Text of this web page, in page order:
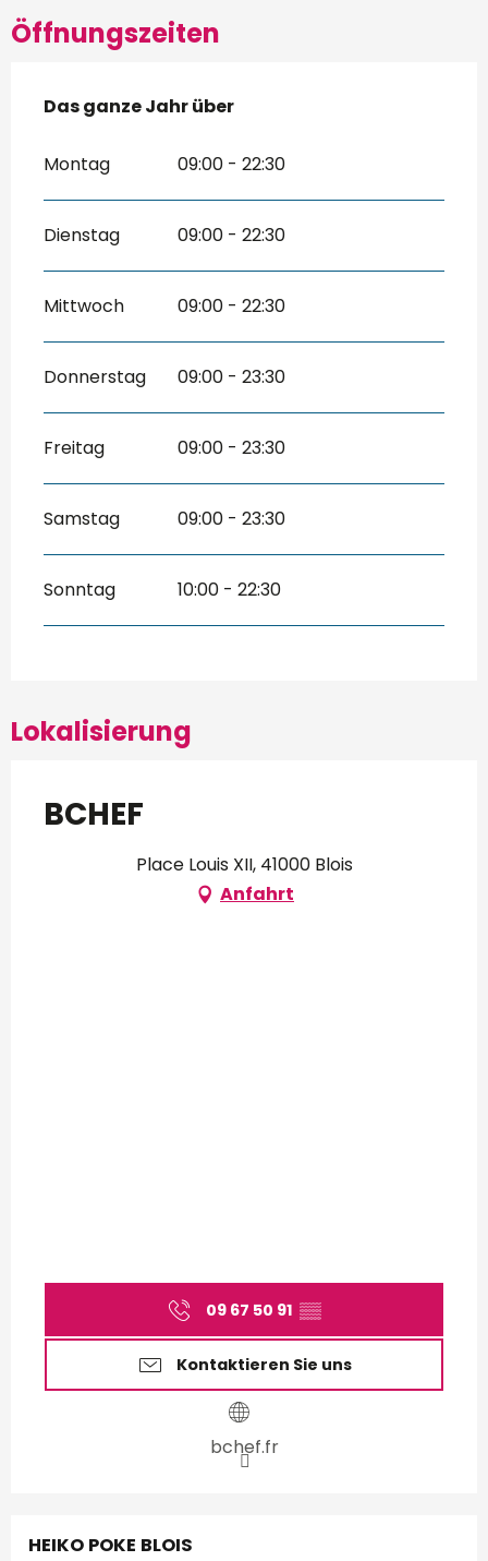
Öffnungszeiten
Das ganze Jahr über
Das ganze Jahr über
Montag 09:00 - 22:30
Dienstag 09:00 - 22:30
Mittwoch 09:00 - 22:30
Donnerstag 09:00 - 23:30
Freitag 09:00 - 23:30
Samstag 09:00 - 23:30
Sonntag 10:00 - 22:30
Lokalisierung
BCHEF
Place Louis XII, 41000 Blois
Anfahrt
09 67 50 91 ▒▒
Kontaktieren Sie uns
bchef.fr
HEIKO POKE BLOIS